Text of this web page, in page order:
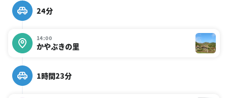
24分
14:00
かやぶきの里
1時間23分